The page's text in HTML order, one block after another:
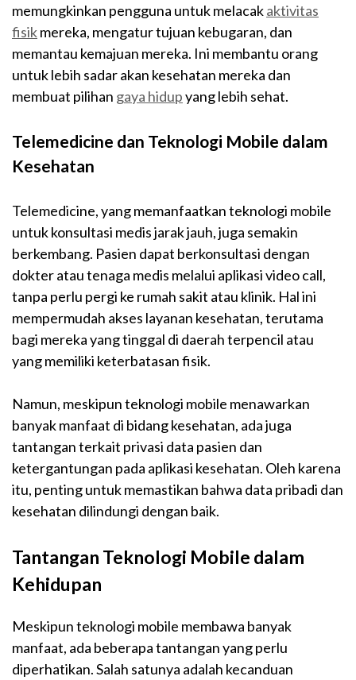
memungkinkan pengguna untuk melacakaktivitas
fisikmereka, mengatur tujuan kebugaran, dan
memantau kemajuan mereka. Ini membantu orang
untuk lebih sadar akan kesehatan mereka dan
membuat pilihan gaya hidupyang lebih sehat.
Telemedicine dan Teknologi Mobile dalam
Kesehatan
Telemedicine, yang memanfaatkan teknologi mobile
untuk konsultasi medis jarak jauh, juga semakin
berkembang. Pasien dapat berkonsultasi dengan
dokter atau tenaga medis melalui aplikasi video call,
tanpa perlu pergi ke rumah sakit atau klinik. Hal ini
mempermudah akses layanan kesehatan, terutama
bagi mereka yang tinggal di daerah terpencil atau
yang memiliki keterbatasan fisik.
Namun, meskipun teknologi mobile menawarkan
banyak manfaat di bidang kesehatan, ada juga
tantangan terkait privasi data pasien dan
ketergantungan pada aplikasi kesehatan. Oleh karena
itu, penting untuk memastikan bahwa data pribadi dan
kesehatan dilindungi dengan baik.
Tantangan Teknologi Mobile dalam
Kehidupan
Meskipun teknologi mobile membawa banyak
manfaat, ada beberapa tantangan yang perlu
diperhatikan. Salah satunya adalah kecanduan